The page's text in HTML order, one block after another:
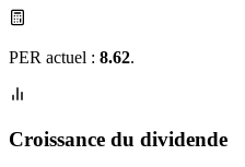
PER actuel : 8.62.
Croissance du dividende